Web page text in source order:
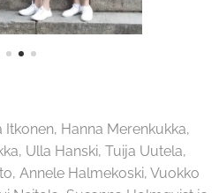
Itkonen, Hanna Merenkukka,
Ulla Hanski, Tuija Uutela,
Annele Halmekoski, Vuokko